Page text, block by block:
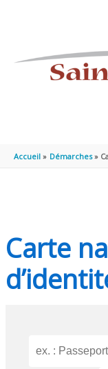
Accueil Démarches
Carte